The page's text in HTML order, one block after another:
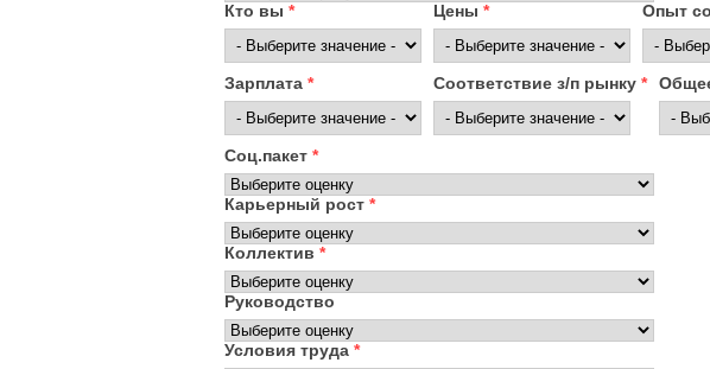
Кто вы * Цены * Опыт
Зарплата * Соответствие з/п рынку *
Соц.пакет *
Карьерный рост *
Коллектив *
Руководство
Условия труда *